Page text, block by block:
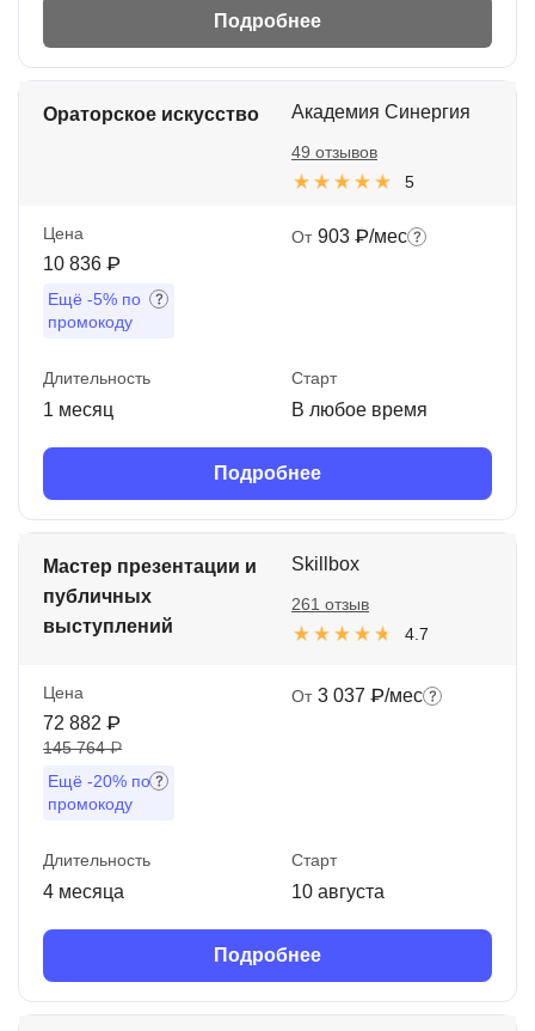
Подробнее
Ораторское искусство Академия Синергия
5
49 отзывов
Цена
10 836 ₽
Ещё -5% по
промокоду
От 903 ₽/мес
Длительность
1 месяц
Старт
В любое время
Подробнее
Мастер презентации и
публичных
выступлений
Skillbox
4.7
261 отзыв
Цена
72 882 ₽
145 764 ₽
Ещё -20% по
промокоду
От 3 037 ₽/мес
Длительность
4 месяца
Старт
10 августа
Подробнее